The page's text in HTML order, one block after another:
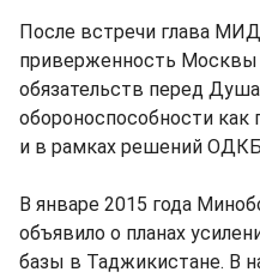
После встречи глава
приверженность
обязательств перед
обороноспособности как
и в рамках решений
В январе 2015 года
объявило о планах
базы в Таджикистане. В